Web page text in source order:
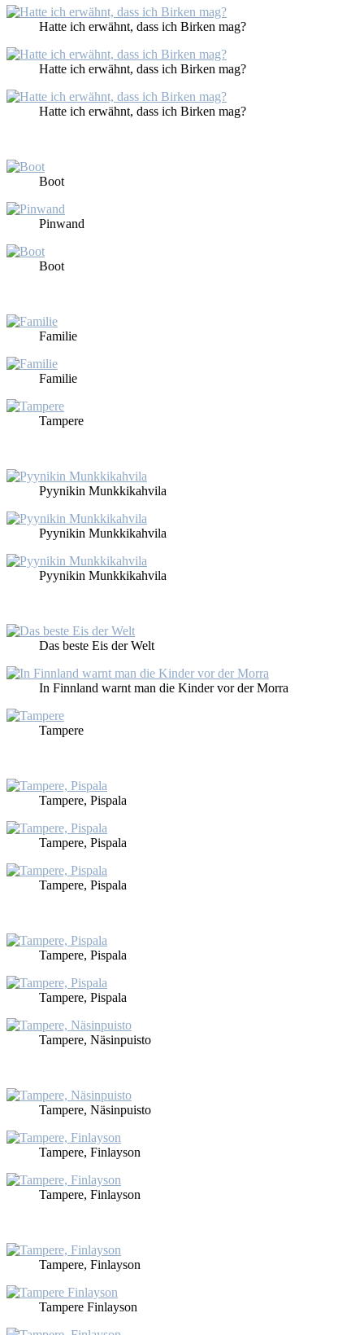
Hat­te ich er­wähnt, dass ich Bir­ken mag?
Hat­te ich er­wähnt, dass ich Bir­ken mag?
Hat­te ich er­wähnt, dass ich Bir­ken mag?
Boot
Pin­wand
Boot
Fa­mi­lie
Fa­mi­lie
Tam­pe­re
Pyy­ni­kin Munk­ki­kah­vila
Pyy­ni­kin Munk­ki­kah­vila
Pyy­ni­kin Munk­ki­kah­vila
Das bes­te Eis der Welt
In Finn­land warnt man die Kin­der vor der Mor­ra
Tam­pe­re
Tam­pe­re, Pis­pa­la
Tam­pe­re, Pis­pa­la
Tam­pe­re, Pis­pa­la
Tam­pe­re, Pis­pa­la
Tam­pe­re, Pis­pa­la
Tam­pe­re, Nä­sin­puis­to
Tam­pe­re, Nä­sin­puis­to
Tam­pe­re, Fin­lay­son
Tam­pe­re, Fin­lay­son
Tam­pe­re, Fin­lay­son
Tam­pe­re Fin­lay­son